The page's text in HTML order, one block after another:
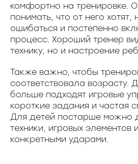
комфортно на тренировке.
понимать, что от него хотят,
ошибаться и постепенно
процесс. Хороший тренер
технику, но и настроение
Также важно, чтобы
соответствовала возрасту.
больше подходят игровые
короткие задания и частая
Для детей постарше можно
техники, игровых элементов
конкретными ударами.